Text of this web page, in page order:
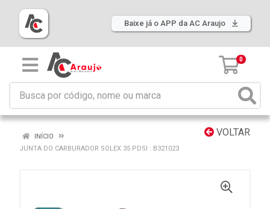
Baixe já o APP da AC Araujo
0
VOLTAR
INÍCIO
JUNTA DO CARBURADOR SOLEX 35 PDSI : B321023